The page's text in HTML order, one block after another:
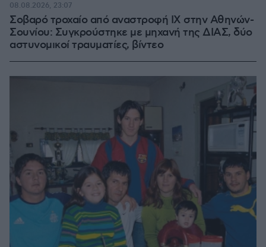
Σοβαρό τροχαίο από αναστροφή ΙΧ στην Αθηνών-
Σουνίου: Συγκρούστηκε με μηχανή της ΔΙΑΣ, δύο
αστυνομικοί τραυματίες, βίντεο
08.08.2026, 23:07